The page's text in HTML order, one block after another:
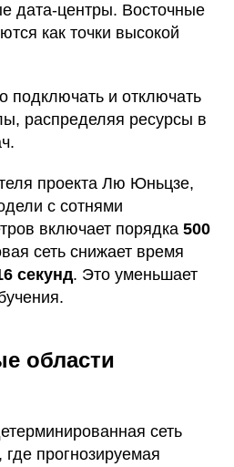
дата-центры. Восточные
как точки высокой
подключать и отключать
распределяя ресурсы в
проекта Лю Юньцзе,
с сотнями
включает порядка 500
сеть снижает время
секунд. Это уменьшает
области
сеть
прогнозируемая